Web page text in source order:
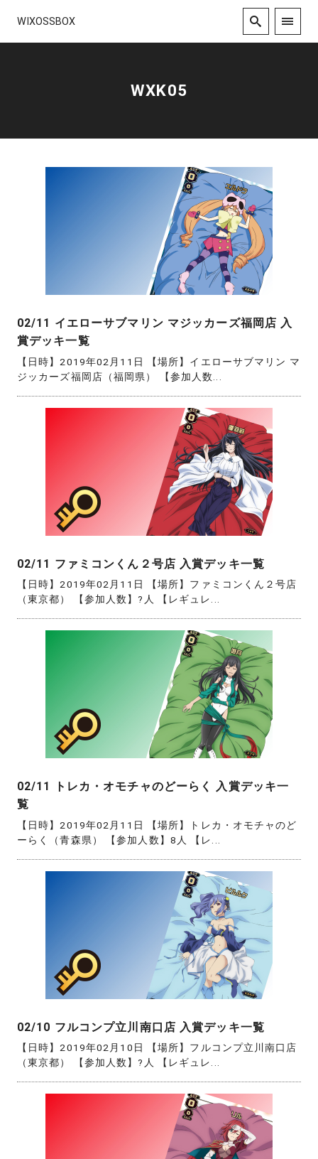
WIXOSSBOX
WXK05
02/11 イエローサブマリン マジッカーズ福岡店 入
賞デッキ一覧
【日時】2019年02月11日 【場所】イエローサブマリン マ
ジッカーズ福岡店（福岡県） 【参加人数...
02/11 ファミコンくん２号店 入賞デッキ一覧
【日時】2019年02月11日 【場所】ファミコンくん２号店
（東京都） 【参加人数】?人 【レギュレ...
02/11 トレカ・オモチャのどーらく 入賞デッキ一
覧
【日時】2019年02月11日 【場所】トレカ・オモチャのど
ーらく（青森県） 【参加人数】8人 【レ...
02/10 フルコンプ立川南口店 入賞デッキ一覧
【日時】2019年02月10日 【場所】フルコンプ立川南口店
（東京都） 【参加人数】?人 【レギュレ...